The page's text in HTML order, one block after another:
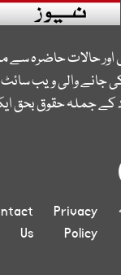
اور حالات حاضرہ سے
جانے والی ویب
کے جملہ حقوق بحق
Privacy
Policy
Us